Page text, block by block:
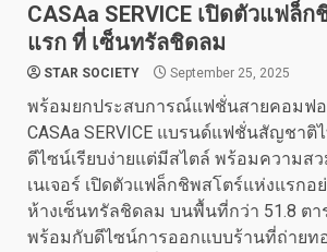
CASAa SERVICE เปิดตัวแฟล็
แรก ที่ เซ็นทรัลชิดลม
STAR SOCIETY September 25, 2025
พร้อมยกประสบการณ์แฟชั่นสายคอมฟอ
CASAa SERVICE แบรนด์แฟชั่นสัญชาติ
ดีไซน์เรียบง่ายแต่มีสไตล์ พร้อมความส
เนเจอร์ เปิดตัวแฟล็กชิพสโตร์แห่งแรกอ
ห้างเซ็นทรัลชิดลม บนพื้นที่กว่า 51.8 ตา
พร้อมกับดีไซน์การออกแบบร้านที่ถ่ายท